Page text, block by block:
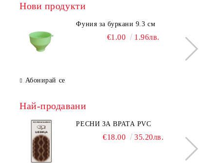
Нови продукти
Фуния за буркани 9.3 см
€1.00 1.96лв.
Абонирай се
Най-продавани
РЕСНИ ЗА ВРАТА PVC
€18.00 35.20лв.